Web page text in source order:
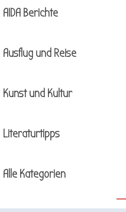
AIDA Berichte
Ausflug und Reise
Kunst und Kultur
Literaturtipps
Alle Kategorien